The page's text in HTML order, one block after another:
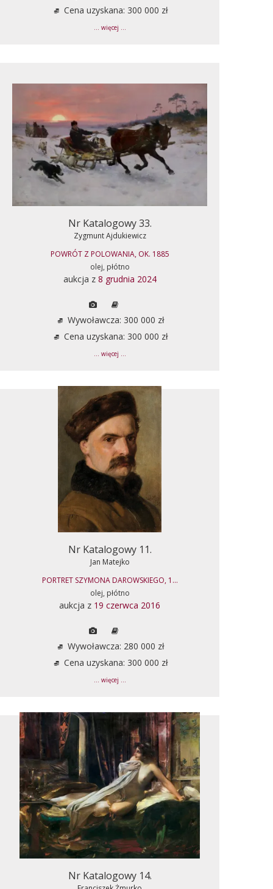
Cena uzyskana: 300 000 zł
... więcej ...
Nr Katalogowy 33.
Zygmunt Ajdukiewicz
POWRÓT Z POLOWANIA, OK. 1885
olej, płótno
aukcja z 8 grudnia 2024
Wywoławcza: 300 000 zł
Cena uzyskana: 300 000 zł
... więcej ...
Nr Katalogowy 11.
Jan Matejko
PORTRET SZYMONA DAROWSKIEGO, 1...
olej, płótno
aukcja z 19 czerwca 2016
Wywoławcza: 280 000 zł
Cena uzyskana: 300 000 zł
... więcej ...
Nr Katalogowy 14.